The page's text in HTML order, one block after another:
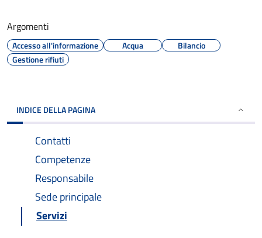
Argomenti
Accesso all'informazione Acqua
Bilancio
Gestione rifiuti
INDICE DELLA PAGINA
Contatti
Competenze
Responsabile
Sede principale
Servizi